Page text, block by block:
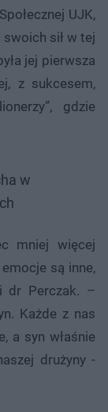
UJK,
sił w tej
jej pierwsza
z sukcesem,
gdzie
w
mniej więcej
są inne,
dr Perczak. –
Każde z nas
a syn właśnie
drużyny -